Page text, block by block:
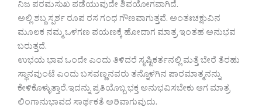
ನಿಜ ಪರಮಸುಖ ಪಡೆಯುವುದೇ ಶಿವಯೋಗವಾಗಿದೆ.
ಅಲ್ಲಿ ಶಬ್ದ ಸ್ಪರ್ಶ ರೂಪ ರಸ ಗಂಧ ಗೌಣವಾಗುತ್ತವೆ. ಅಂತಃಚಕ್ಷುವಿನ
ಮೂಲಕ ನಮ್ಮ ಒಳಗಣ ಪಯಣಕ್ಕೆ ಹೋದಾಗ ಮಾತ್ರ ಇಂತಹ ಅನುಭವ
ಬರುತ್ತದೆ.
ಉಭಯ ಭಾವ ಒಂದೇ ಎಂದು ತಿಳಿದರೆ ಸೃಷ್ಟಿಕರ್ತನಲ್ಲಿ ಮತ್ತೆ ಬೇರೆ ತೆರಹು
ಸ್ಥಾನವುಂಟೆ ಎಂದು ಬಸವಣ್ಣನವರು ತನ್ನೊಳಗಿನ ಪಾರಮಾತ್ಮನನ್ನು
ಕೇಳಿಕೊಳ್ಳುತ್ತಾರೆ.ಇದನ್ನು ಪ್ರತಿಯೊಬ್ಬ ಭಕ್ತ ಅನುಭವಿಸಬೇಕು ಆಗ ಮಾತ್ರ
ಲಿಂಗಾನುಭಾವದ ಸಾರ್ಥಕತೆ ಅರಿವಾಗುವುದು.